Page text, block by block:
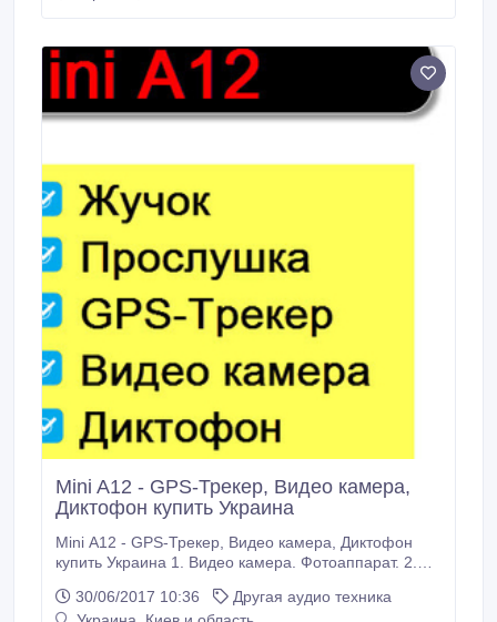
корпусом.
Mini A12 - GPS-Трекер, Видео камера,
Диктофон купить Украина
Mini A12 - GPS-Трекер, Видео камера, Диктофон
купить Украина 1. Видео камера. Фотоаппарат. 2.
памяти micro SD до 32 Гб 5. Можно найти маячок на
30/06/2017 10:36
Другая аудио техника